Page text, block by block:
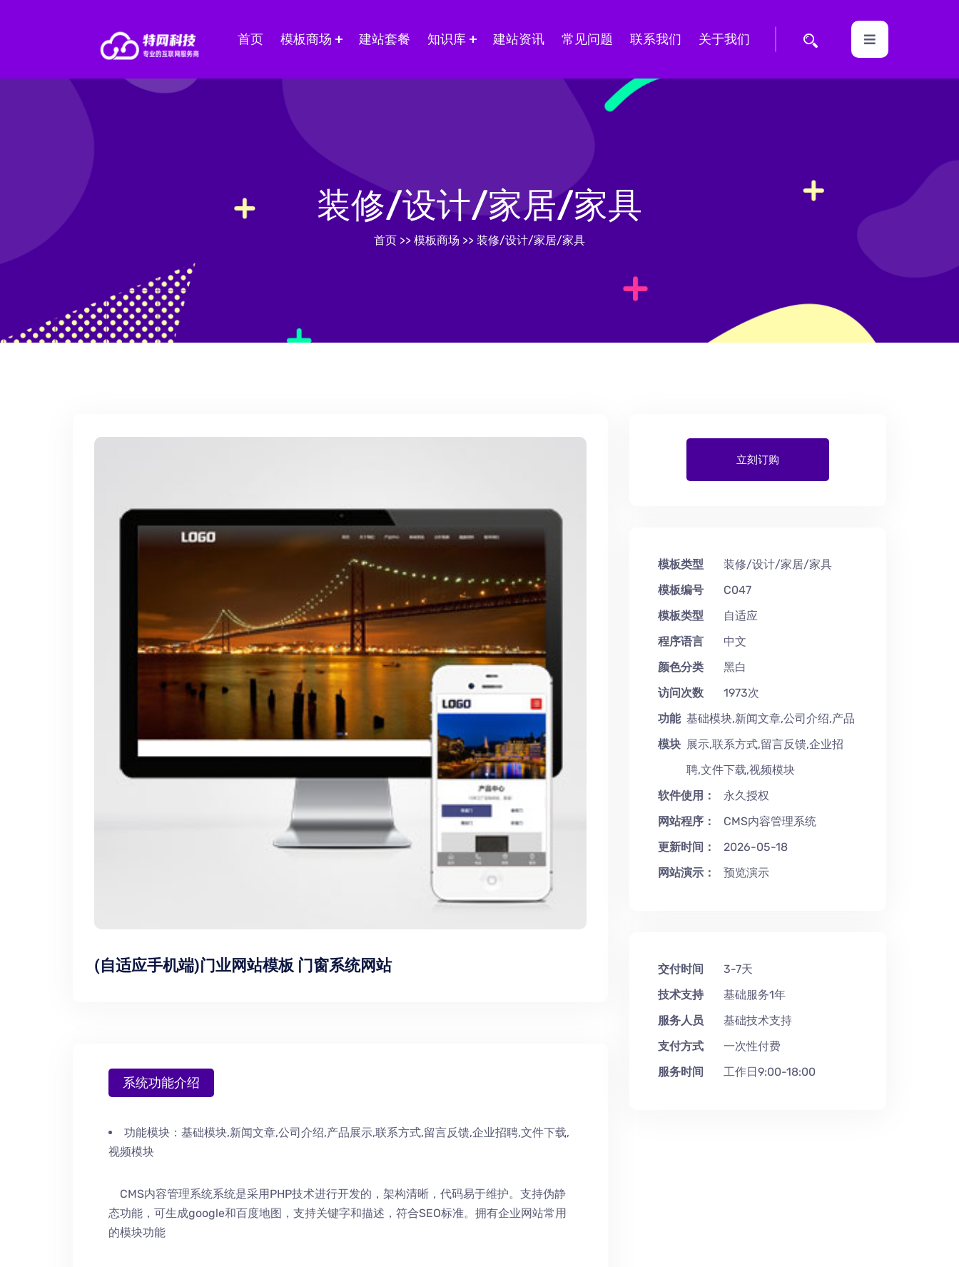
首页 模板商场 建站套餐 知识库 建站资讯 常见问题 联系我们 关于我们
装修/设计/家居/家具
首页 >> 模板商场 >> 装修/设计/家居/家具
(自适应手机端)门业网站模板 门窗系统网站
系统功能介绍
功能模块： 基础模块,新闻文章,公司介绍,产品展示,联系方式,留言反馈,企业招聘,文件下载,
视频模块
CMS内容管理系统系统是采用PHP技术进行开发的，架构清晰，代码易于维护。支持伪静
态功能，可生成google和百度地图，支持关键字和描述，符合SEO标准。拥有企业网站常用
的模块功能
立刻订购
模板类型
装修/设计/家居/家具
模板编号
C047
模板类型
自适应
程序语言
中文
颜色分类
黑白
访问次数
1973次
功能
模块
基础模块,新闻文章,公司介绍,产品
展示,联系方式,留言反馈,企业招
聘,文件下载,视频模块
软件使用：
永久授权
网站程序：
CMS内容管理系统
更新时间：
2026-05-18
网站演示：
预览演示
交付时间
3-7天
技术支持
基础服务1年
服务人员
基础技术支持
支付方式
一次性付费
服务时间
工作日9:00-18:00